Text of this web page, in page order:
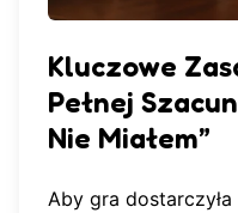
Kluczowe
Pełnej
Nie Miałem”
Aby gra dostarczyła